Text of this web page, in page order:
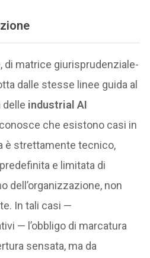
di matrice giurisprudenziale-
dalle stesse linee guida al
delle industrial AI
che esistono casi in
è strettamente tecnico,
e limitata di
dell’organizzazione, non
In tali casi —
— l’obbligo di marcatura
sensata, ma da